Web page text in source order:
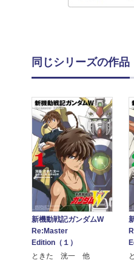
同じシリーズの作品
新機動戦記ガンダムW
Re:Master
Edition（１）
ときた 洸一 他